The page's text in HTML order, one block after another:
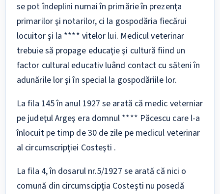
se pot îndeplini numai în primărie în prezenţa
primarilor şi notarilor, ci la gospodăria fiecărui
locuitor şi la **** vitelor lui. Medicul veterinar
trebuie să propage educaţie şi cultură fiind un
factor cultural educativ luând contact cu săteni în
adunările lor şi în special la gospodăriile lor.
La fila 145 în anul 1927 se arată că medic veterniar
pe judeţul Argeş era domnul **** Păcescu care l-a
înlocuit pe timp de 30 de zile pe medicul veterinar
al circumscripţiei Costeşti .
La fila 4, în dosarul nr.5/1927 se arată că nici o
comună din circumscipţia Costeşti nu posedă